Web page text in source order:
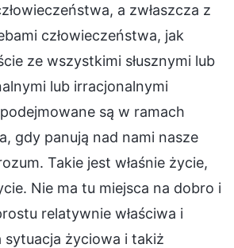
a zwłaszcza z
człowieczeństwa, jak
ze wszystkimi słusznymi lub
lub irracjonalnymi
są w ramach
gdy panują nad nami nasze
Takie jest właśnie życie,
Nie ma tu miejsca na dobro i
relatywnie właściwa i
sytuacja życiowa i takiż